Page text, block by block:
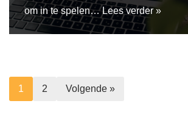
om in te spelen…Lees verder »
1 2 Volgende »